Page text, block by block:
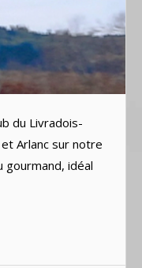
du Livradois-
Arlanc sur notre
gourmand, idéal